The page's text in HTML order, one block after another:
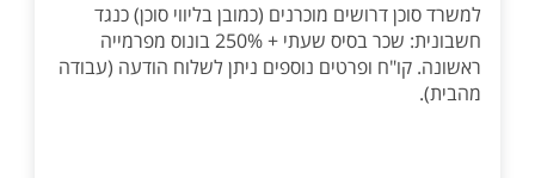
למשרד סוכן דרושים מוכרנים (כמובן בליווי סוכן) כנגד
חשבונית: שכר בסיס שעתי + 250% בונוס מפרמייה
ראשונה. קו"ח ופרטים נוספים ניתן לשלוח הודעה (עבודה
מהבית).